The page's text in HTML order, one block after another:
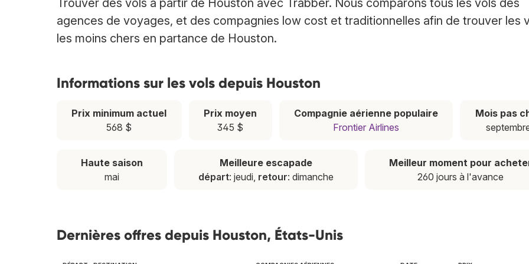
Trouver des vols à partir de Houston avec Trabber. Nous comparons tous les vols des
agences de voyages, et des compagnies low cost et traditionnelles afin de trouver les
les moins chers en partance de Houston.
Informations sur les vols depuis Houston
Prix minimum actuel
568 $
Prix moyen
345 $
Compagnie aérienne populaire
Frontier Airlines
Mois pas
Haute saison
mai
Meilleure escapade
départ: jeudi, retour: dimanche
Meilleur moment pour
260 jours à l'avance
Dernières offres depuis Houston, États-Unis